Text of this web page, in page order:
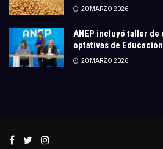
20 MARZO 2026
ANEP incluyó taller
optativas de
20 MARZO 2026